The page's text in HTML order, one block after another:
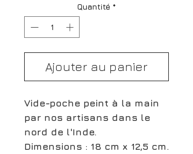
Quantité *
Ajouter au panier
Vide-poche peint à la main
par nos artisans dans le
nord de l'Inde.
Dimensions : 18 cm x 12,5 cm.